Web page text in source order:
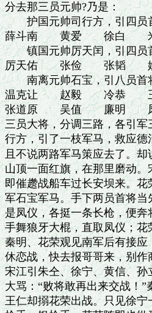
分去那三员元帅?乃是：
护国元帅司行方，引四员
薛斗南　　黄爱　　徐白　　
镇国元帅厉天闰，引四员
厉天佑　　张俭　　张韬　　
南离元帅石宝，引八员首
温克让　　赵毅　　冷恭　　
张道原　　吴值　　廉明　　
三员大将，分调三路，各引
行方，引了一枝军马，救应
且不说两路军马策应去了。
山顶一面红旗，在那里磨动
即催趱战船车过长安坝来。
军石宝军马。手下两员首将
是凤仪，各挺一条长枪，便
手舞狼牙大棍，直取凤仪；
秦明、花荣观见南军后有接应
休恋战，快去报哥哥来，别
宋江引朱仝、徐宁、黄信、
大骂：“败将敢再出来交战！
王仁却搦花荣出战。只见徐